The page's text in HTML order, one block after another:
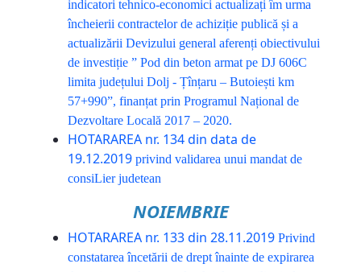
indicatori tehnico-economici actualizați îm urma
încheierii contractelor de achiziție publică și a
actualizării Devizului general aferenți obiectivului
de investiție ” Pod din beton armat pe DJ 606C
limita județului Dolj - Țînțaru – Butoiești km
57+990”, finanțat prin Programul Național de
Dezvoltare Locală 2017 – 2020.
HOTARAREA nr. 134 din data de
19.12.2019 privind validarea unui mandat de
consiLier judetean
NOIEMBRIE
HOTARAREA nr. 133 din 28.11.2019 Privind
constatarea încetării de drept înainte de expirarea